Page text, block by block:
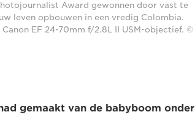
Award gewonnen door vast te
leven opbouwen in een vredig Colombia.
EF 24-70mm f/2.8L II USM-objectief. ©
gemaakt van de babyboom onder